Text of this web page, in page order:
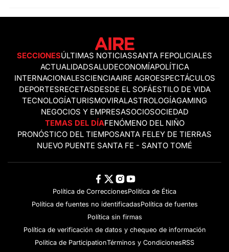
SECCIONESÚLTIMAS NOTICIASSANTA FEPOLICIALES
ACTUALIDADSALUDECONOMÍAPOLÍTICA
INTERNACIONALESCIENCIAAIRE AGROESPECTÁCULOS
DEPORTESRECETASDESDE EL SOFÁESTILO DE VIDA
TECNOLOGÍATURISMOVIRALASTROLOGÍAGAMING
NEGOCIOS Y EMPRESASOCIOSOCIEDAD
TEMAS DEL DÍAFENÓMENO DEL NIÑO
PRONÓSTICO DEL TIEMPOSANTA FELEY DE TIERRAS
NUEVO PUENTE SANTA FE - SANTO TOMÉ
Política de CorreccionesPolitica de Ética
Política de fuentes no identificadasPolítica de fuentes
Política sin firmas
Política de verificación de datos y chequeo de información
Politica de ParticipationTérminos y CondicionesRSS